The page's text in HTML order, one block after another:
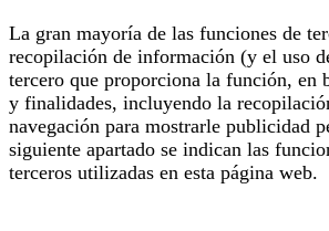
La gran mayoría de las funciones de
recopilación de información (y el uso
tercero que proporciona la función, en
y finalidades, incluyendo la
navegación para mostrarle publicidad
siguiente apartado se indican las
terceros utilizadas en esta página web.